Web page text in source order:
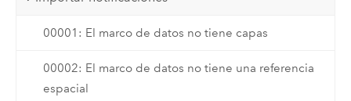
00001: El marco de datos no tiene capas
00002: El marco de datos no tiene una referencia
espacial